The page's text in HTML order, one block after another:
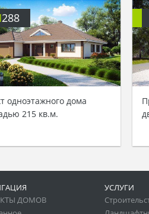
288
одноэтажного дома
215 кв.м.
ДОМОВ
УСЛУГИ